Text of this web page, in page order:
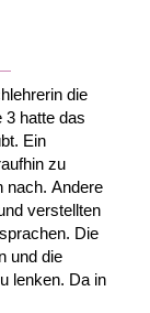
die
3 hatte das
Ein
zu
nach. Andere
verstellten
Die
und die
lenken. Da in